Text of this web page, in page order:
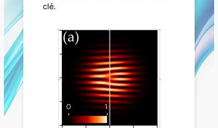
clé.